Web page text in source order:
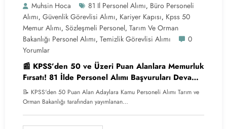
Muhsin Hoca 81 Il Personel Alımı, Büro Personeli
Alımı, Güvenlik Görevlisi Alımı, Kariyer Kapısı, Kpss 50
Memur Alımı, Sözleşmeli Personel, Tarım Ve Orman
Bakanlığı Personel Alımı, Temizlik Görevlisi Alımı
0
Yorumlar
📰 KPSS’den 50 ve Üzeri Puan Alanlara Memurluk
Fırsatı! 81 İlde Personel Alımı Başvuruları Devam
Ediyor
📝 KPSS'den 50 Puan Alan Adaylara Kamu Personeli Alımı Tarım ve
Orman Bakanlığı tarafından yayımlanan…